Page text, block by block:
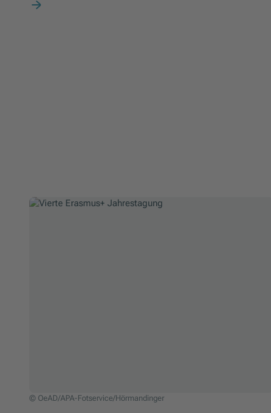
© OeAD/APA-Fotservice/Hörmandinger
OeAD/APA-Fotservice/Hörmandinger